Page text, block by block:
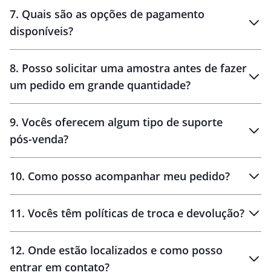
10 dias
brinde
48 horas
7. Quais são as opções de pagamento
disponíveis?
8. Posso solicitar uma amostra antes de fazer
um pedido em grande quantidade?
amostras
9. Vocês oferecem algum tipo de suporte
pós-venda?
10. Como posso acompanhar meu pedido?
11. Vocês têm políticas de troca e devolução?
30 dias
12. Onde estão localizados e como posso
entrar em contato?